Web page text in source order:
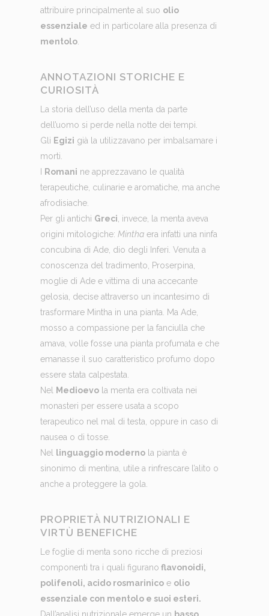
attribuire principalmente al suo olio
essenziale ed in particolare alla presenza di
mentolo.
ANNOTAZIONI STORICHE E
CURIOSITÀ
La storia dell’uso della menta da parte
dell’uomo si perde nella notte dei tempi.
Gli Egizi già la utilizzavano per imbalsamare i
morti.
I Romani ne apprezzavano le qualità
terapeutiche, culinarie e aromatiche, ma anche
afrodisiache.
Per gli antichi Greci , invece, la menta aveva
origini mitologiche: Minthaera infatti una ninfa
concubina di Ade, dio degli Inferi. Venuta a
conoscenza del tradimento, Proserpina,
moglie di Ade e vittima di una accecante
gelosia, decise attraverso un incantesimo di
trasformare Mintha in una pianta. Ma Ade,
mosso a compassione per la fanciulla che
amava, volle fosse una pianta profumata e che
emanasse il suo caratteristico profumo dopo
essere stata calpestata.
Nel Medioevola menta era coltivata nei
monasteri per essere usata a scopo
terapeutico nel mal di testa, oppure in caso di
nausea o di tosse.
Nel linguaggio modernola pianta è
sinonimo di mentina, utile a rinfrescare l’alito o
anche a proteggere la gola.
PROPRIETÀ NUTRIZIONALI E
VIRTÙ BENEFICHE
Le foglie di menta sono ricche di preziosi
componenti tra i quali figurano flavonoidi,
polifenoli, acido rosmarinicoe olio
essenziale con mentolo e suoi esteri.
Dall’analisi nutrizionale emerge un basso